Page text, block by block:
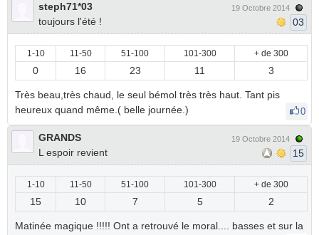
steph71*03
toujours l'été !
19 Octobre 2014
03
1-10 11-50 51-100 101-300 + de 300
0 16 23 11 3
Très beau,très chaud, le seul bémol très très haut. Tant pis
heureux quand même.( belle journée.)
0
GRANDS
L espoir revient
19 Octobre 2014
15
1-10 11-50 51-100 101-300 + de 300
15 10 7 5 2
Matinée magique !!!!! Ont a retrouvé le moral.... basses et sur la